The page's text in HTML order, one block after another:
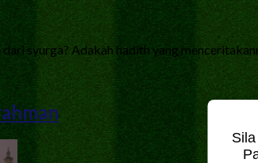
syurga? Adakah hadith yang